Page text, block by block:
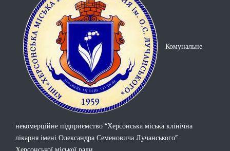
Комунальне
некомерційне підприємство “Херсонська міська клінічна
лікарня імені Олександра Семеновича Лучанського”